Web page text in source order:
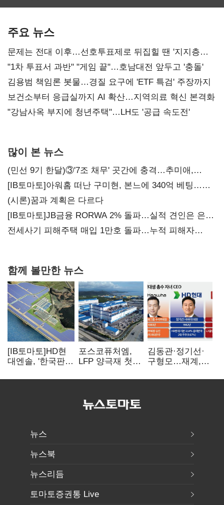
주요 뉴스
문제는 전대 이후…선호투표제로 뒤집힐 땐 '지지층
불복'
"1차 투표서 과반" "게임 끝"…호남대전 앞두고 '충돌'
김용범 책임론 봇물…경질 요구에 'ETF 특검' 주장까지
보건소부터 응급실까지 AI 확산…지역의료 혁신 본격화
"강남사옥 부지에 청년주택"…LH도 '공급 속도전'
많이 본 뉴스
(민선 9기 한달)③'7조 채무' 곳간에 충격…추미애,
20년만에 '비상재정' 선언 승부수
[IB토마토]아워홈 떠난 구미현, 본느에 340억 베팅…
가족 지배체제 구축
(시론)꿈과 계획은 다르다
[IB토마토]JB금융 RORWA 2% 돌파…실적 견인은 은행
아닌 캐피탈
전세사기 피해주택 매입 1만호 돌파…누적 피해자
함께 볼만한 뉴스
[IB토마토]HD현
대엔솔, '한국판
세액공제 선택이
포스코퓨처엠,
LFP 양극재 첫
ESS 시장 공략
김동관·정기선·
구형모…재계,
전성시대
뉴스
뉴스북
뉴스리듬
토마토증권통 Live